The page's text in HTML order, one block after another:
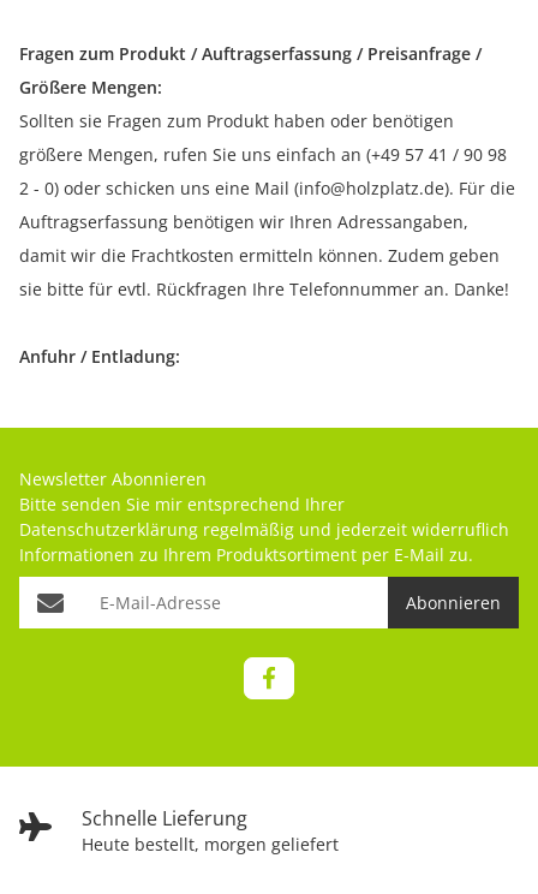
Fragen zum Produkt / Auftragserfassung / Preisanfrage /
Größere Mengen:
Sollten sie Fragen zum Produkt haben oder benötigen
größere Mengen, rufen Sie uns einfach an (+49 57 41 / 90 98
2 - 0) oder schicken uns eine Mail (info@holzplatz.de). Für die
Auftragserfassung benötigen wir Ihren Adressangaben,
damit wir die Frachtkosten ermitteln können. Zudem geben
sie bitte für evtl. Rückfragen Ihre Telefonnummer an. Danke!
Anfuhr / Entladung:
Schnelle Lieferung
Heute bestellt, morgen geliefert
Newsletter Abonnieren
Bitte senden Sie mir entsprechend Ihrer
Datenschutzerklärung regelmäßig und jederzeit widerruflich
Informationen zu Ihrem Produktsortiment per E-Mail zu.
Abonnieren